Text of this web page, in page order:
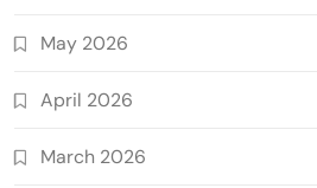
May 2026
April 2026
March 2026